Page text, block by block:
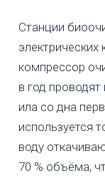
Станции
компрессор
в год
ила со дна
используется
воду
70 % объёма,